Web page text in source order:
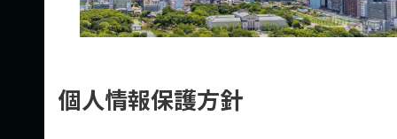
個人情報保護方針